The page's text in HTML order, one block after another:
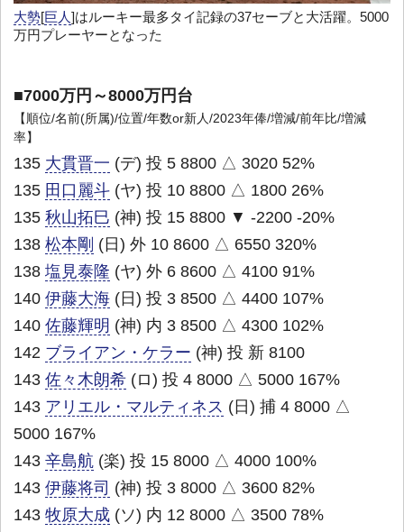
大勢[巨人]はルーキー最多タイ記録の37セーブと大活躍。5000
万円プレーヤーとなった
■7000万円～8000万円台
【順位/名前(所属)/位置/年数or新人/2023年俸/増減/前年比/増減
率】
135 大貫晋一 (デ) 投 5 8800 △ 3020 52%
135 田口麗斗 (ヤ) 投 10 8800 △ 1800 26%
135 秋山拓巳 (神) 投 15 8800 ▼ -2200 -20%
138 松本剛 (日) 外 10 8600 △ 6550 320%
138 塩見泰隆 (ヤ) 外 6 8600 △ 4100 91%
140 伊藤大海 (日) 投 3 8500 △ 4400 107%
140 佐藤輝明 (神) 内 3 8500 △ 4300 102%
142 ブライアン・ケラー (神) 投 新 8100
143 佐々木朗希 (ロ) 投 4 8000 △ 5000 167%
143 アリエル・マルティネス (日) 捕 4 8000 △
5000 167%
143 辛島航 (楽) 投 15 8000 △ 4000 100%
143 伊藤将司 (神) 投 3 8000 △ 3600 82%
143 牧原大成 (ソ) 内 12 8000 △ 3500 78%